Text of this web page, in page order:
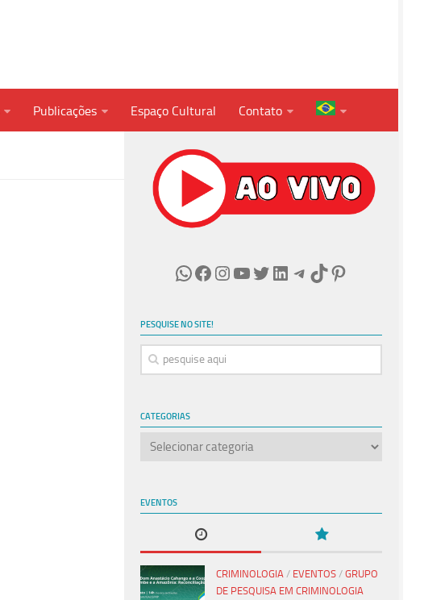
Publicações Espaço Cultural Contato
WhatsApp
Facebook
Instagram
Youtube
Twitter
LinkedIn
Telegram
TikTokPinterest
PESQUISE NO SITE!
CATEGORIAS
Categorias
EVENTOS
CRIMINOLOGIA / EVENTOS / GRUPO
DE PESQUISA EM CRIMINOLOGIA